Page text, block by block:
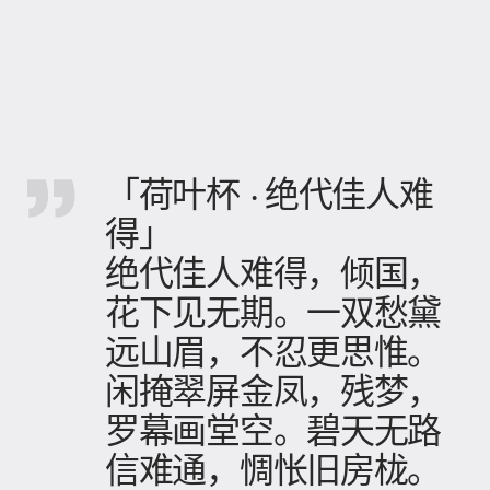
「荷叶杯 · 绝代佳人难
得」
绝代佳人难得，倾国，
花下见无期。一双愁黛
远山眉，不忍更思惟。
闲掩翠屏金凤，残梦，
罗幕画堂空。碧天无路
信难通，惆怅旧房栊。